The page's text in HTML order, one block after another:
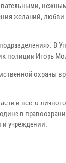
желаний, любви
полиции Игорь
охраны
и всего
в
и учреждений.